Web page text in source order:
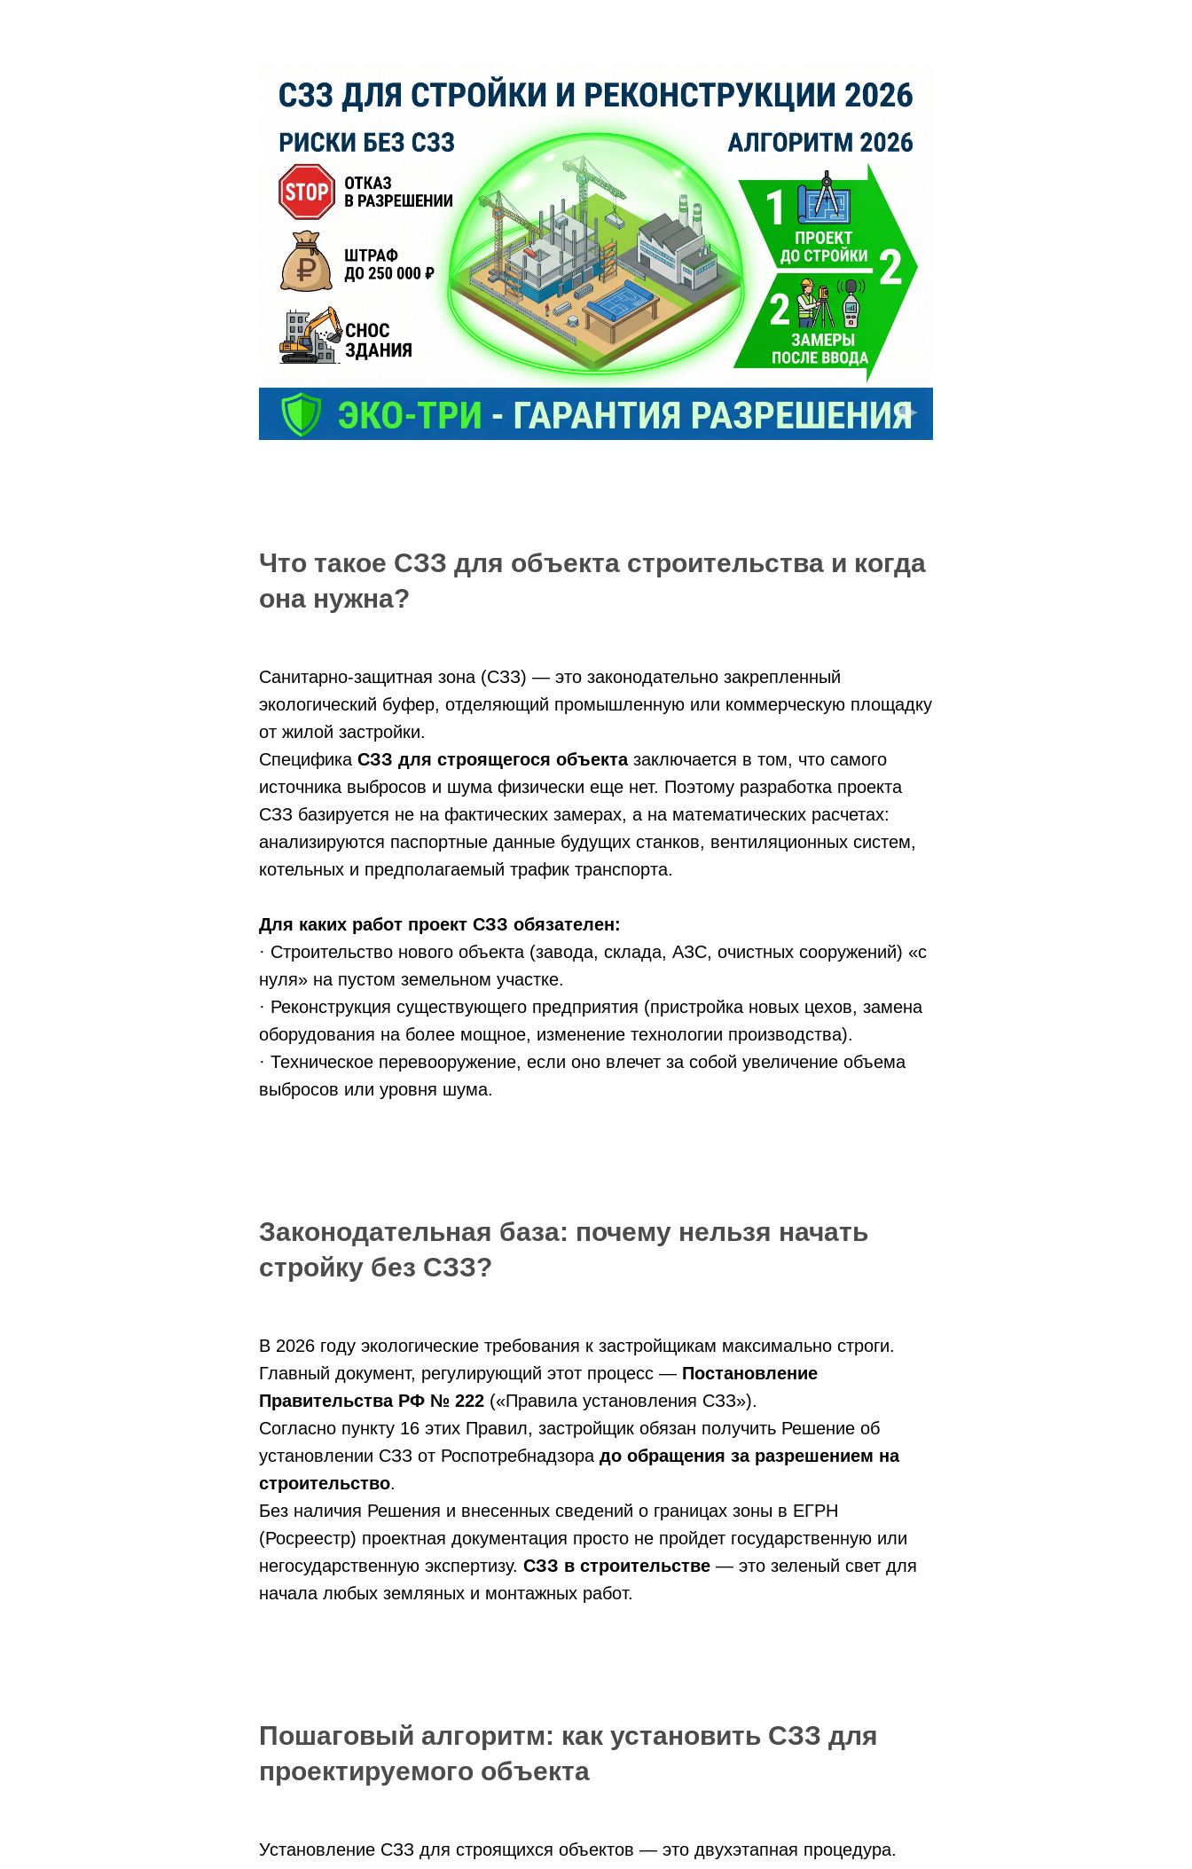
Что такое СЗЗ для объекта строительства и когда
она нужна?
Санитарно-защитная зона (СЗЗ) — это законодательно закрепленный
экологический буфер, отделяющий промышленную или коммерческую площадку
от жилой застройки.
Специфика СЗЗ для строящегося объектазаключается в том, что самого
источника выбросов и шума физически еще нет. Поэтому разработка проекта
СЗЗ базируется не на фактических замерах, а на математических расчетах:
анализируются паспортные данные будущих станков, вентиляционных систем,
котельных и предполагаемый трафик транспорта.
Для каких работ проект СЗЗ обязателен:
· Строительство нового объекта (завода, склада, АЗС, очистных сооружений) «с
нуля» на пустом земельном участке.
· Реконструкция существующего предприятия (пристройка новых цехов, замена
оборудования на более мощное, изменение технологии производства).
· Техническое перевооружение, если оно влечет за собой увеличение объема
выбросов или уровня шума.
Законодательная база: почему нельзя начать
стройку без СЗЗ?
В 2026 году экологические требования к застройщикам максимально строги.
Главный документ, регулирующий этот процесс — Постановление
Правительства РФ № 222 («Правила установления СЗЗ»).
Согласно пункту 16 этих Правил, застройщик обязан получить Решение об
установлении СЗЗ от Роспотребнадзора до обращения за разрешением на
строительство.
Без наличия Решения и внесенных сведений о границах зоны в ЕГРН
(Росреестр) проектная документация просто не пройдет государственную или
негосударственную экспертизу. СЗЗ в строительстве — это зеленый свет для
начала любых земляных и монтажных работ.
Пошаговый алгоритм: как установить СЗЗ для
проектируемого объекта
Установление СЗЗ для строящихся объектов — это двухэтапная процедура.